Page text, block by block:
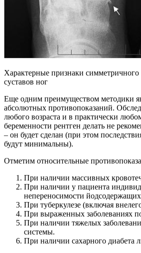
Характерные признаки симметричного
суставов ног
Еще одним преимуществом методики
абсолютных противопоказаний.
любого возраста и в практически
беременности рентген делать не
– он будет сделан (при этом
будут минимальны).
Отметим относительные
При наличии массивных
При наличии у пациента
непереносимости
При туберкулезе (включая
При выраженных заболеваниях
При наличии тяжелых
системы.
При наличии сахарного диабета